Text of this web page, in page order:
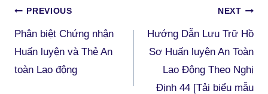
Điều
hướng
bài
PREVIOUS
Phân biệt Chứng nhận
Huấn luyện và Thẻ An
toàn Lao động
NEXT
Hướng Dẫn Lưu Trữ Hồ
Sơ Huấn luyện An Toàn
Lao Động Theo Nghị
Định 44 [Tải biểu mẫu